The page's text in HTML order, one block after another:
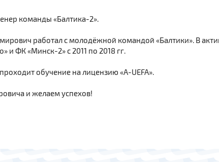
команды «Балтика-2».
работал с молодёжной командой «Балтики». В
и ФК «Минск-2» с 2011 по 2018 гг.
обучение на лицензию «А-UEFA».
и желаем успехов!